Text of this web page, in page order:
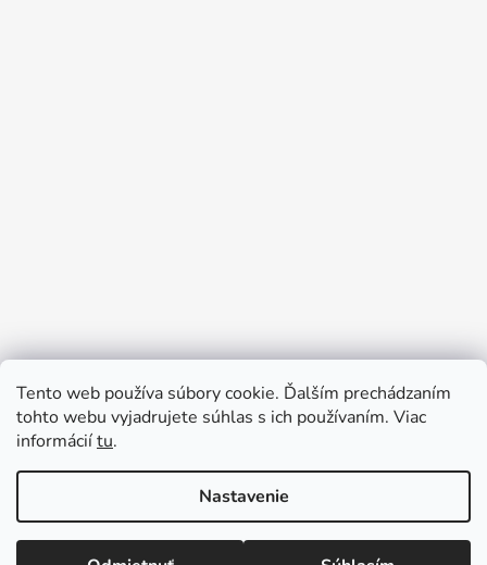
Tento web používa súbory cookie. Ďalším prechádzaním
tohto webu vyjadrujete súhlas s ich používaním. Viac
informáciítu.
Nastavenie
SKRYTÉ PRÍPLATKY - CENY SÚ KONEČNÉ ★
Expedujeme DENNE - ZĽAVY UŽ OD DVOCH KUSOV
Vytvoril Shoptet
Copyright 2026Pečiatková pohotovosť - najlacnejsie